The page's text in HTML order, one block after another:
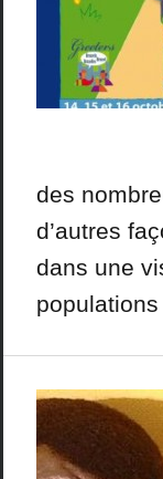
des
d’autres
dans une